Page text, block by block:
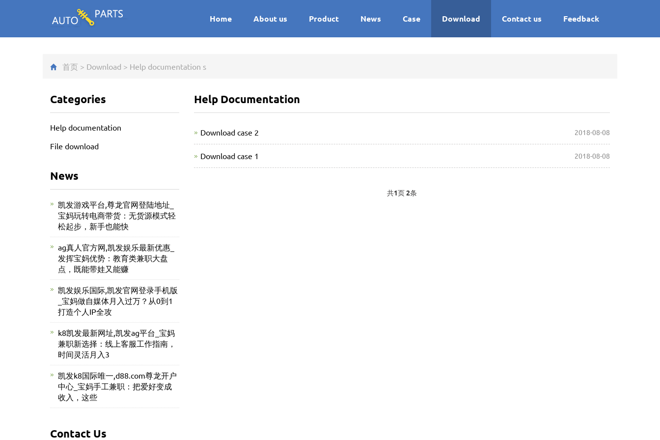
Home About us Product News Case Download Contact us Feedback
首页 > Download > Help documentation s
Help Documentation
Download case 2 2018-08-08
Download case 1 2018-08-08
共1页2条
Categories
Help documentation
File download
News
凯发游戏平台,尊龙官网登陆地址_
宝妈玩转电商带货：无货源模式轻
松起步，新手也能快
ag真人官方网,凯发娱乐最新优惠_
发挥宝妈优势：教育类兼职大盘
点，既能带娃又能赚
凯发娱乐国际,凯发官网登录手机版
_宝妈做自媒体月入过万？从0到1
打造个人IP全攻
k8凯发最新网址,凯发ag平台_宝妈
兼职新选择：线上客服工作指南，
时间灵活月入3
凯发k8国际唯一,d88.com尊龙开户
中心_宝妈手工兼职：把爱好变成
收入，这些
Contact Us